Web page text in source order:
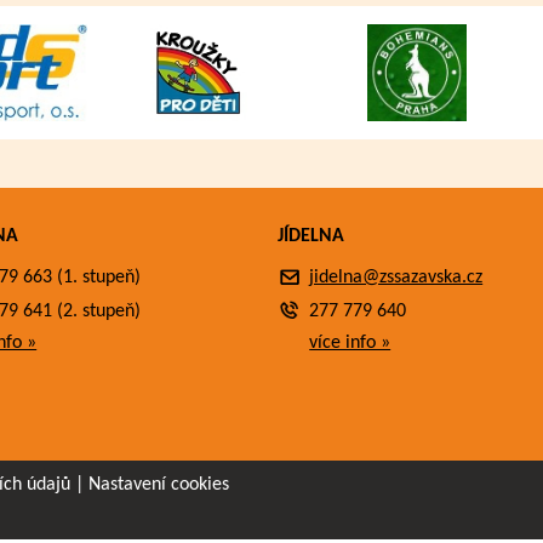
663 (1. stupeň)
641 (2. stupeň)
»
JÍDELNA
jidelna@zssazavska.cz
277 779 640
více info »
údajů Nastavení cookies